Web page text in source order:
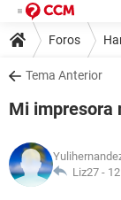
Foros
Tema Anterior
Mi impresora
Liz27 -